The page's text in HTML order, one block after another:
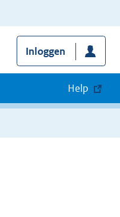
Inloggen
Help